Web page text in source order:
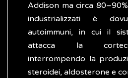
Addison ma circa
industrializzati è
autoimmuni, in cui il
attacca la
interrompendo la
steroidei, aldosterone e